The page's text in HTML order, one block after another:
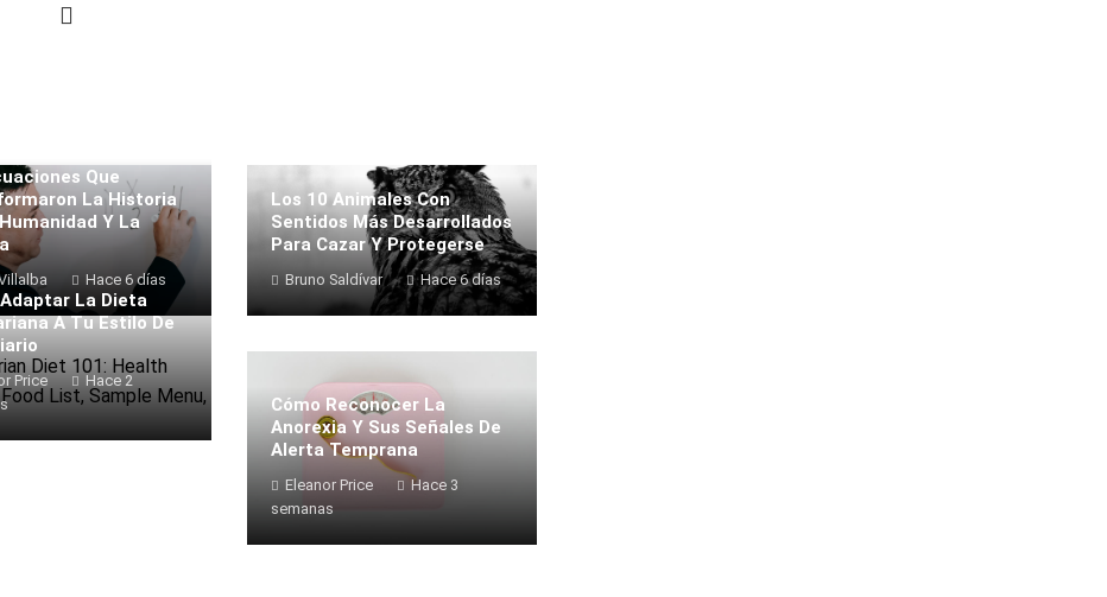
Que
La Historia
Y La
Hace 6 días
Los 10 Animales Con
Sentidos Más Desarrollados
Para Cazar Y Protegerse
Bruno Saldívar Hace 6 días
La Dieta
A Tu Estilo De
Price
Hace 2
Cómo Reconocer La
Anorexia Y Sus Señales De
Alerta Temprana
Eleanor Price
Hace 3
semanas